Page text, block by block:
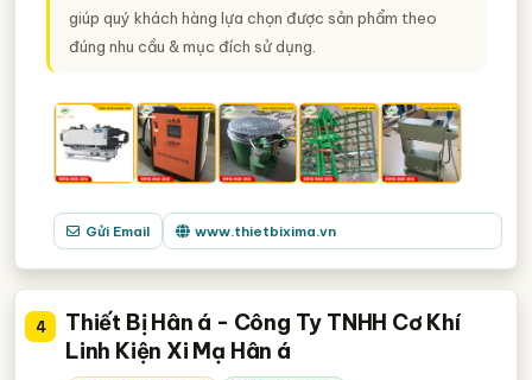
giúp quý khách hàng lựa chọn được sản phẩm theo
đúng nhu cầu & mục đích sử dụng.
Gửi Email www.thietbixima.vn
4
Thiết Bị Hân á - Công Ty TNHH Cơ Khí
Linh Kiện Xi Mạ Hân á